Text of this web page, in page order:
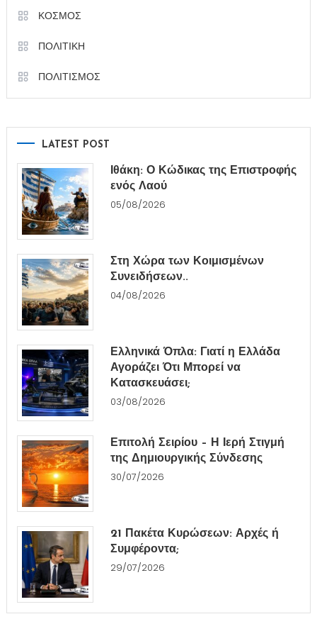
ΚΟΣΜΟΣ
ΠΟΛΙΤΙΚΗ
ΠΟΛΙΤΙΣΜΟΣ
LATEST POST
Ιθάκη: Ο Κώδικας της Επιστροφής
ενός Λαού
05/08/2026
Στη Χώρα των Κοιμισμένων
Συνειδήσεων..
04/08/2026
Ελληνικά Όπλα: Γιατί η Ελλάδα
Αγοράζει Ότι Μπορεί να
Κατασκευάσει;
03/08/2026
Επιτολή Σειρίου – Η Ιερή Στιγμή
της Δημιουργικής Σύνδεσης
30/07/2026
21 Πακέτα Κυρώσεων: Αρχές ή
Συμφέροντα;
29/07/2026